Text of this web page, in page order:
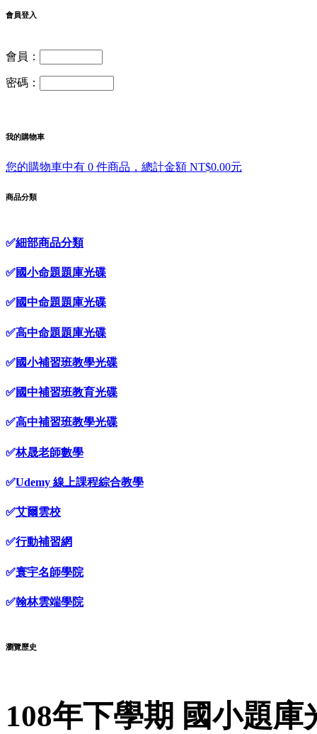
會員登入
會員：
密碼：
我的購物車
您的購物車中有 0 件商品，總計金額 NT$0.00元
商品分類
✅細部商品分類
✅國小命題題庫光碟
✅國中命題題庫光碟
✅高中命題題庫光碟
✅國小補習班教學光碟
✅國中補習班教育光碟
✅高中補習班教學光碟
✅林晟老師數學
✅Udemy 線上課程綜合教學
✅艾爾雲校
✅行動補習網
✅寰宇名師學院
✅翰林雲端學院
瀏覽歷史
108年下學期 國小題